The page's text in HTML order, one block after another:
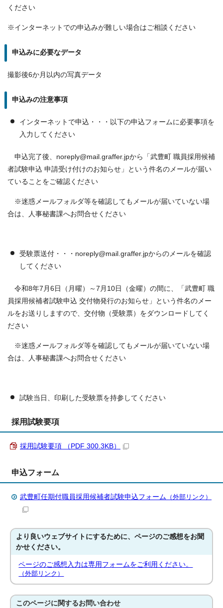
ください
※インターネットでの申込みが難しい場合はご相談ください
申込みに必要なデータ
撮影後6か月以内の写真データ
申込みの注意事項
インターネットで申込・・・以下の申込フォームに必要事項を
入力してください
申込完了後、noreply@mail.graffer.jpから「武豊町 職員採用候補
者試験申込 申請受け付けのお知らせ」という件名のメールが届い
ていることをご確認ください
※迷惑メールフォルダ等を確認してもメールが届いていない場
合は、人事秘書課へお問合せください
受験票送付・・・noreply@mail.graffer.jpからのメールを確認
してください
令和8年7月6日（月曜）～7月10日（金曜）の間に、「武豊町 職
員採用候補者試験申込 交付物発行のお知らせ」という件名のメー
ルをお送りしますので、交付物（受験票）をダウンロードしてく
ださい
※迷惑メールフォルダ等を確認してもメールが届いていない場
合は、人事秘書課へお問合せください
試験当日、印刷した受験票を持参してください
採用試験要項
採用試験要項 （PDF 300.3KB）
申込フォーム
武豊町任期付職員採用候補者試験申込フォーム （外部リンク）
より良いウェブサイトにするために、ページのご感想をお聞
かせください。
ページのご感想入力は専用フォームをご利用ください。
（外部リンク）
このページに関するお問い合わせ